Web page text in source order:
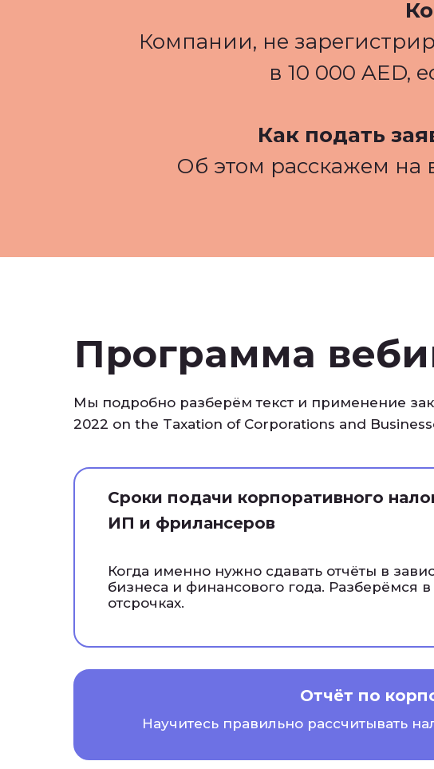
Компании, не
в 10 000 AED,
Как подать
Об этом расскажем на
Программа
Мы подробно разберём текст и применение
2022 on the Taxation of Corporations and
Когда именно нужно сдавать отчёты в
бизнеса и финансового года. Разберёмся
отсрочках.
Сроки подачи корпоративного
ИП и фрилансеров
Научитесь правильно рассчитывать
Отчёт по